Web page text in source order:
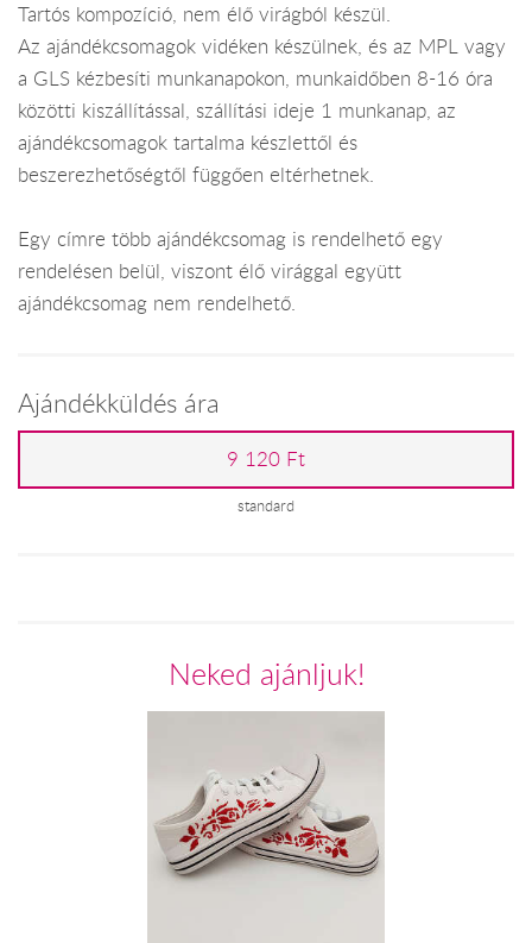
Tartós kompozíció, nem élő virágból készül.
Az ajándékcsomagok vidéken készülnek, és az MPL vagy
a GLS kézbesíti munkanapokon, munkaidőben 8-16 óra
közötti kiszállítással, szállítási ideje 1 munkanap, az
ajándékcsomagok tartalma készlettől és
beszerezhetőségtől függően eltérhetnek.
Egy címre több ajándékcsomag is rendelhető egy
rendelésen belül, viszont élő virággal együtt
ajándékcsomag nem rendelhető.
Ajándékküldés ára
9 120 Ft
standard
Neked ajánljuk!